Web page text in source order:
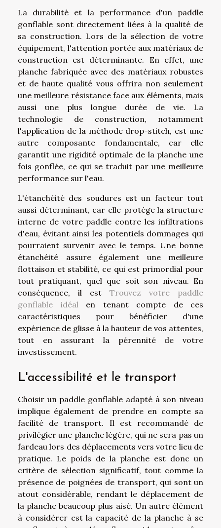
La durabilité et la performance d'un paddle
gonflable sont directement liées à la qualité de
sa construction. Lors de la sélection de votre
équipement, l'attention portée aux matériaux de
construction est déterminante. En effet, une
planche fabriquée avec des matériaux robustes
et de haute qualité vous offrira non seulement
une meilleure résistance face aux éléments, mais
aussi une plus longue durée de vie. La
technologie de construction, notamment
l'application de la méthode drop-stitch, est une
autre composante fondamentale, car elle
garantit une rigidité optimale de la planche une
fois gonflée, ce qui se traduit par une meilleure
performance sur l'eau.
L'étanchéité des soudures est un facteur tout
aussi déterminant, car elle protège la structure
interne de votre paddle contre les infiltrations
d'eau, évitant ainsi les potentiels dommages qui
pourraient survenir avec le temps. Une bonne
étanchéité assure également une meilleure
flottaison et stabilité, ce qui est primordial pour
tout pratiquant, quel que soit son niveau. En
conséquence, il est Trouvez votre paddle
gonflable idéalen tenant compte de ces
caractéristiques pour bénéficier d'une
expérience de glisse à la hauteur de vos attentes,
tout en assurant la pérennité de votre
investissement.
L'accessibilité et le transport
Choisir un paddle gonflable adapté à son niveau
implique également de prendre en compte sa
facilité de transport. Il est recommandé de
privilégier une planche légère, qui ne sera pas un
fardeau lors des déplacements vers votre lieu de
pratique. Le poids de la planche est donc un
critère de sélection significatif, tout comme la
présence de poignées de transport, qui sont un
atout considérable, rendant le déplacement de
la planche beaucoup plus aisé. Un autre élément
à considérer est la capacité de la planche à se